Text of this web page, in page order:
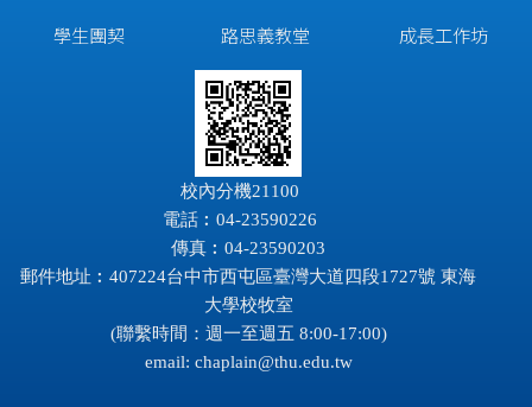
學生團契 路思義教堂 成長工作坊
校內分機21100
電話︰04-23590226
傳真︰04-23590203
郵件地址︰407224台中市西屯區臺灣大道四段1727號 東海
大學校牧室
(聯繫時間：週一至週五 8:00-17:00)
email: chaplain@thu.edu.tw